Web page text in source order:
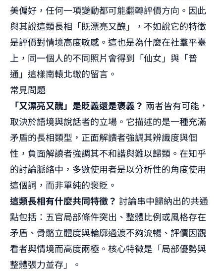
美偏好，任何一項變動都可能翻轉評價方向。因此
與其說這類長相「既漂亮又醜」，不如說它的特徵
是評價對情境高度敏感。這也是為什麼在社羣平臺
上，同一個人的不同照片會得到「仙女」與「普
通」這樣南轅北轍的留言。
常見問題
「又漂亮又醜」是貶義還是褒義？ 兩者皆有可能，
取決於語境與說話者的立場。它描述的是一種充滿
矛盾的長相類型，正面解讀者強調其辨識度與個
性，負面解讀者強調其不和諧與難以歸類。在知乎
的討論脈絡中，多數使用者是以分析性的角度使用
這個詞，而非單純的褒貶。
這類長相有什麼共同特徵？ 討論串中歸納出的共通
點包括：五官局部條件突出、整體比例或風格存在
矛盾、骨骼立體度與輪廓過渡不夠流暢、評價因觀
看者與情境而高度兩極。核心特徵是「局部優勢與
整體張力並存」。